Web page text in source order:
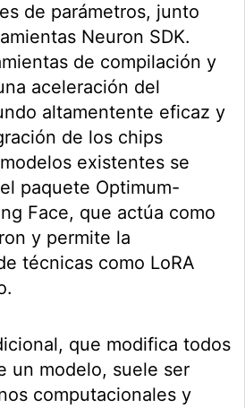
de parámetros, junto
Neuron SDK.
de compilación y
aceleración del
altamentente eficaz y
de los chips
existentes se
paquete Optimum-
Face, que actúa como
y permite la
técnicas como LoRA
que modifica todos
un modelo, suele ser
computacionales y